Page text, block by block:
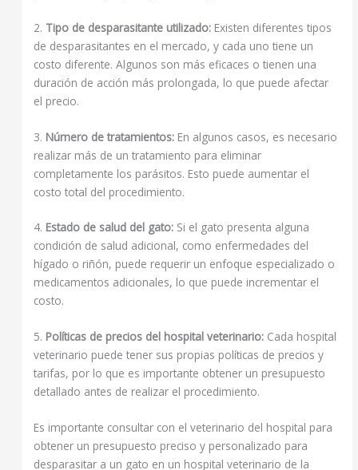
2. Tipo de desparasitante utilizado: Existen diferentes tipos
de desparasitantes en el mercado, y cada uno tiene un
costo diferente. Algunos son más eficaces o tienen una
duración de acción más prolongada, lo que puede afectar
el precio.
3. Número de tratamientos: En algunos casos, es necesario
realizar más de un tratamiento para eliminar
completamente los parásitos. Esto puede aumentar el
costo total del procedimiento.
4. Estado de salud del gato: Si el gato presenta alguna
condición de salud adicional, como enfermedades del
hígado o riñón, puede requerir un enfoque especializado o
medicamentos adicionales, lo que puede incrementar el
costo.
5. Políticas de precios del hospital veterinario: Cada hospital
veterinario puede tener sus propias políticas de precios y
tarifas, por lo que es importante obtener un presupuesto
detallado antes de realizar el procedimiento.
Es importante consultar con el veterinario del hospital para
obtener un presupuesto preciso y personalizado para
desparasitar a un gato en un hospital veterinario de la